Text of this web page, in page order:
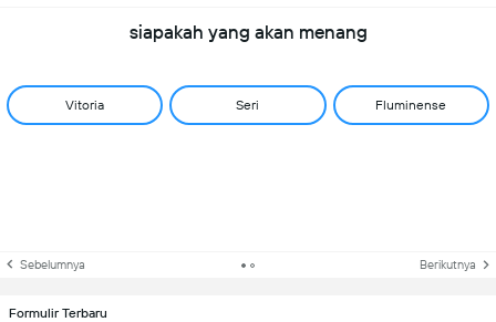
siapakah yang akan menang
Vitoria Seri Fluminense
Sebelumnya Berikutnya
Formulir Terbaru